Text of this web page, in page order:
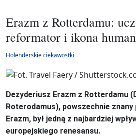
Erazm z Rotterdamu:
reformator i ikona
Holenderskie ciekawostki
Dezyderiusz Erazm z Rotterdamu
Roterodamus), powszechnie
Erazm, był jedną z najbardziej
europejskiego renesansu.